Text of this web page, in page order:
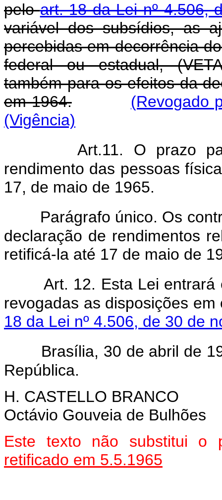
peloart. 18 da Lei nº 4.506,
variável dos subsídios, as
percebidas em decorrência
federal ou estadual,
também para os efeitos da
em 1964.
(Revogado
(Vigência)
Art.11. O prazo
rendimento das pessoas
17, de maio de 1965.
Parágrafo único. Os
declaração de rendimentos
retificá-la até 17 de maio de
Art. 12. Esta Lei
revogadas as disposições
18 da Lei nº 4.506, de 30 de
Brasília, 30 de abril de
República.
H. CASTELLO BRANCO
Octávio Gouveia de Bulhões
Este texto não substitui o
retificado em 5.5.1965